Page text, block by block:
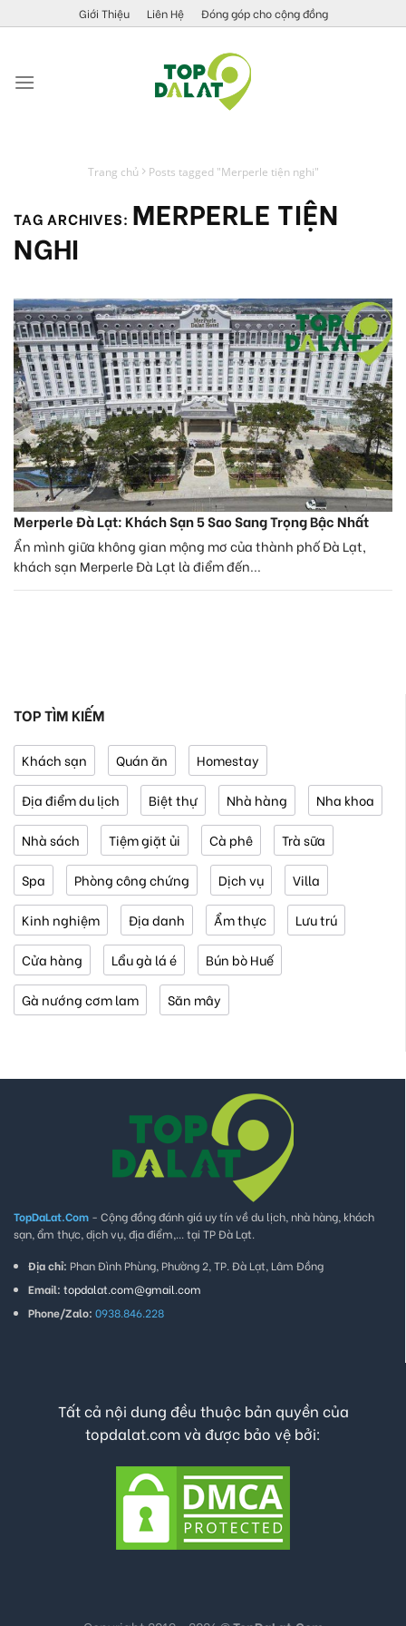
to
Giới Thiệu Liên Hệ Đóng góp cho cộng đồng
Trang chủ Posts tagged "Merperle tiện nghi"
TAG ARCHIVES: MERPERLE TIỆN
NGHI
Merperle Đà Lạt: Khách Sạn 5 Sao Sang Trọng Bậc Nhất
Ẩn mình giữa không gian mộng mơ của thành phố Đà Lạt,
khách sạn Merperle Đà Lạt là điểm đến...
TOP TÌM KIẾM
Khách sạn Quán ăn Homestay
Địa điểm du lịch Biệt thự Nhà hàng Nha khoa
Nhà sách Tiệm giặt ủi Cà phê Trà sữa
Spa Phòng công chứng Dịch vụ Villa
Kinh nghiệm Địa danh Ẩm thực Lưu trú
Cửa hàng Lẩu gà lá é Bún bò Huế
Gà nướng cơm lam Săn mây
TopDaLat.Com - Cộng đồng đánh giá uy tín về du lịch, nhà hàng, khách
sạn, ẩm thực, dịch vụ, địa điểm,... tại TP Đà Lạt.
Địa chỉ: Phan Đình Phùng, Phường 2, TP. Đà Lạt, Lâm Đồng
Email: topdalat.com@gmail.com
Phone/Zalo: 0938.846.228
Tất cả nội dung đều thuộc bản quyền của
topdalat.com và được bảo vệ bởi: